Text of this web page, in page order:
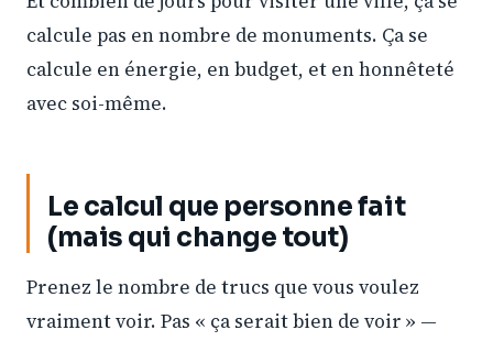
calcule pas en nombre de monuments. Ça se
calcule en énergie, en budget, et en honnêteté
avec soi-même.
Le calcul que personne fait
(mais qui change tout)
Prenez le nombre de trucs que vous voulez
vraiment voir. Pas « ça serait bien de voir » —